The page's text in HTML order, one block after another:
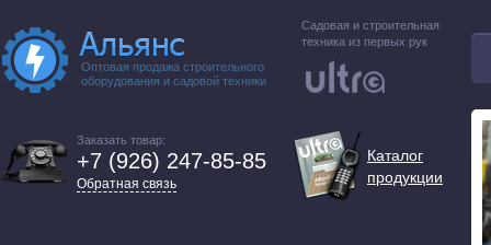
Оптовая продажа строительного
оборудования и садовой техники
Садовая и строительная
техника из первых рук
Заказать товар:
+7 (926) 247-85-85
Обратная связь
Каталог
продукции